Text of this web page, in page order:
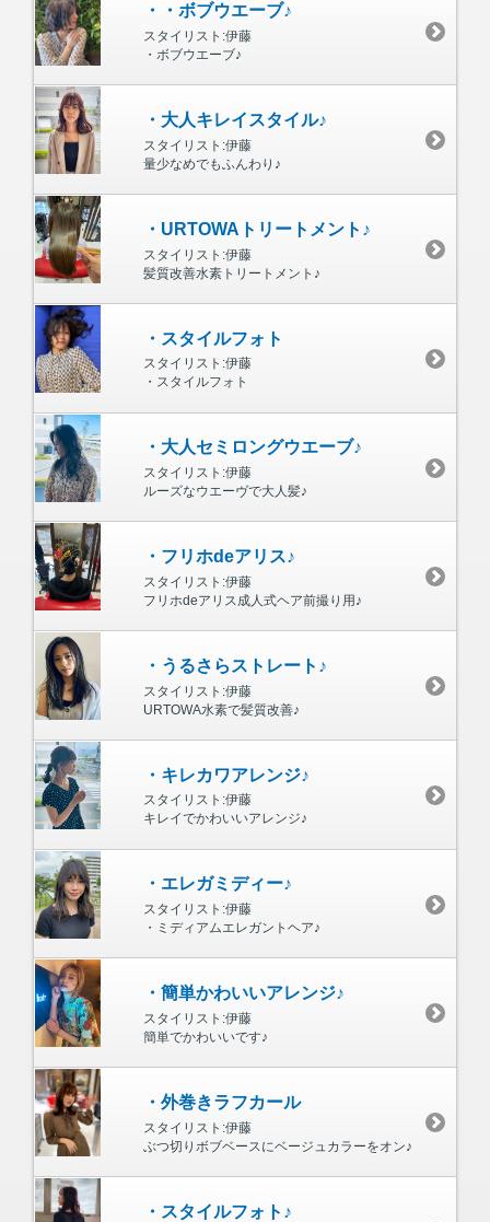
・・ボブウエーブ♪
スタイリスト:伊藤
・ボブウエーブ♪
・大人キレイスタイル♪
スタイリスト:伊藤
量少なめでもふんわり♪
・URTOWAトリートメント♪
スタイリスト:伊藤
髪質改善水素トリートメント♪
・スタイルフォト
スタイリスト:伊藤
・スタイルフォト
・大人セミロングウエーブ♪
スタイリスト:伊藤
ルーズなウエーヴで大人髪♪
・フリホdeアリス♪
スタイリスト:伊藤
フリホdeアリス成人式ヘア前撮り用♪
・うるさらストレート♪
スタイリスト:伊藤
URTOWA水素で髪質改善♪
・キレカワアレンジ♪
スタイリスト:伊藤
キレイでかわいいアレンジ♪
・エレガミディー♪
スタイリスト:伊藤
・ミディアムエレガントヘア♪
・簡単かわいいアレンジ♪
スタイリスト:伊藤
簡単でかわいいです♪
・外巻きラフカール
スタイリスト:伊藤
ぶつ切りボブベースにベージュカラーをオン♪
・スタイルフォト♪